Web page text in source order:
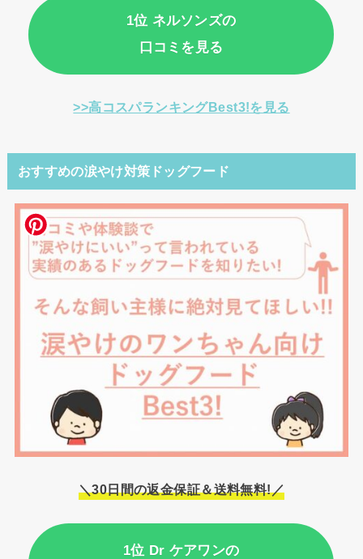
1位 ネルソンズの
口コミを見る
>>高コスパランキングBest3!を見る
おすすめの涙やけ対策ドッグフード
＼30日間の返金保証＆送料無料!／
1位 Dr ケアワンの